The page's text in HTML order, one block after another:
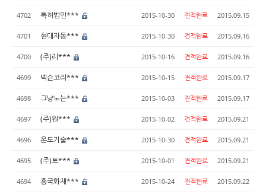
4702 특허법인*** 2015-10-30 견적완료 2015.09.15
4701 현대자동*** 2015-10-30 견적완료 2015.09.16
4700 (주)리*** 2015-10-16 견적완료 2015.09.16
4699 넥슨코리*** 2015-10-15 견적완료 2015.09.17
4698 그냥노는*** 2015-10-03 견적완료 2015.09.17
4697 (주)원*** 2015-10-02 견적완료 2015.09.21
4696 온도기술*** 2015-10-30 견적완료 2015.09.21
4695 (주)토*** 2015-10-01 견적완료 2015.09.21
4694 흥국화재*** 2015-10-24 견적완료 2015.09.22